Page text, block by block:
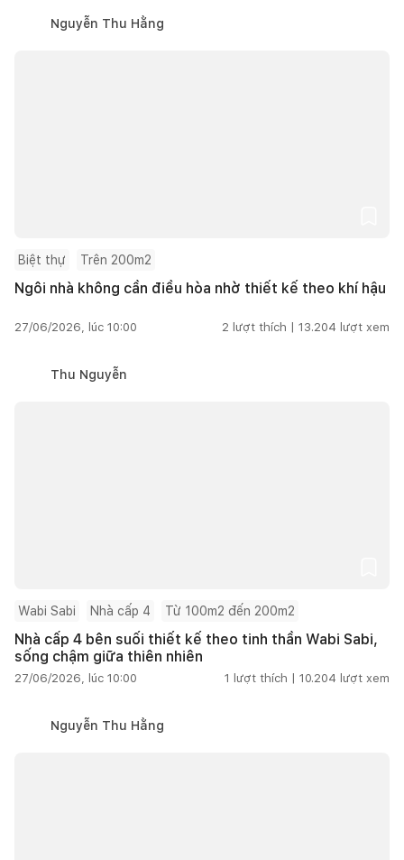
Nguyễn Thu Hằng
Biệt thự Trên 200m2
Ngôi nhà không cần điều hòa nhờ thiết kế theo khí hậu
27/06/2026, lúc 10:00 2 lượt thích | 13.204 lượt xem
Thu Nguyễn
Wabi Sabi Nhà cấp 4 Từ 100m2 đến 200m2
Nhà cấp 4 bên suối thiết kế theo tinh thần Wabi Sabi,
sống chậm giữa thiên nhiên
27/06/2026, lúc 10:00 1 lượt thích | 10.204 lượt xem
Nguyễn Thu Hằng